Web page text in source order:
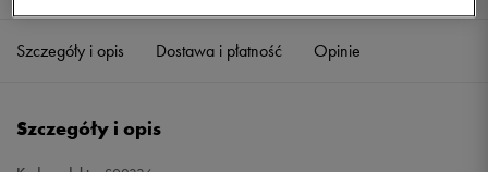
40-42
Szczegóły i opis Dostawa i płatność Opinie
Szczegóły i opis